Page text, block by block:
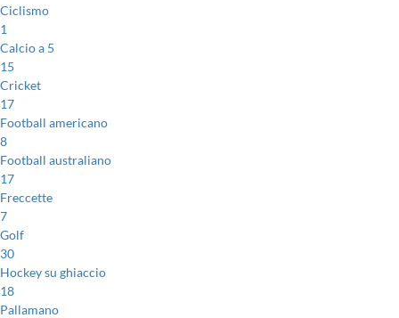
Ciclismo
1
Calcio a 5
15
Cricket
17
Football americano
8
Football australiano
17
Freccette
7
Golf
30
Hockey su ghiaccio
18
Pallamano